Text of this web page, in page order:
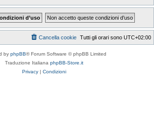
Tutti gli orari sono UTC+02:00
Cancella cookie
by phpBB® Forum Software © phpBB Limited
Traduzione Italiana phpBB-Store.it
Privacy | Condizioni